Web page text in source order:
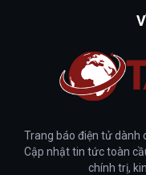
Trang báo điện tử dành
Cập nhật tin tức toàn
chính trị,